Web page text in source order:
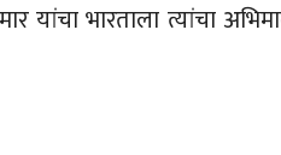
यांचा भारताला त्यांचा